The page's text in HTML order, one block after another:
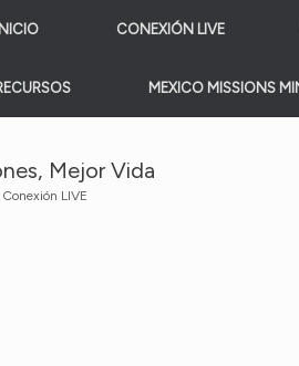
INICIO CONEXIÓN LIVE
MEXICO MISSIONS
Mejor Vida
Conexión LIVE